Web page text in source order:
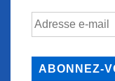
Adresse
ABONNEZ-